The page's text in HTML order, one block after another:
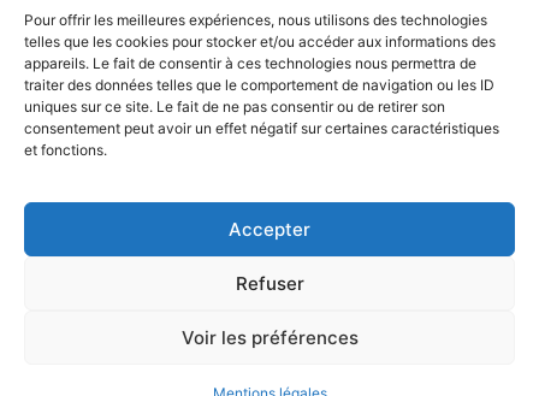
Pour offrir les meilleures expériences, nous utilisons des technologies
telles que les cookies pour stocker et/ou accéder aux informations des
appareils. Le fait de consentir à ces technologies nous permettra de
traiter des données telles que le comportement de navigation ou les ID
uniques sur ce site. Le fait de ne pas consentir ou de retirer son
consentement peut avoir un effet négatif sur certaines caractéristiques
et fonctions.
Accepter
Refuser
Voir les préférences
RECHERCHEZ PARMI TOUS NOS
CONTENUS : MÉTIERS, FORMATIONS,
RESSOURCES, ACTUALITÉS ET
ÉVÉNEMENTS
Rechercher